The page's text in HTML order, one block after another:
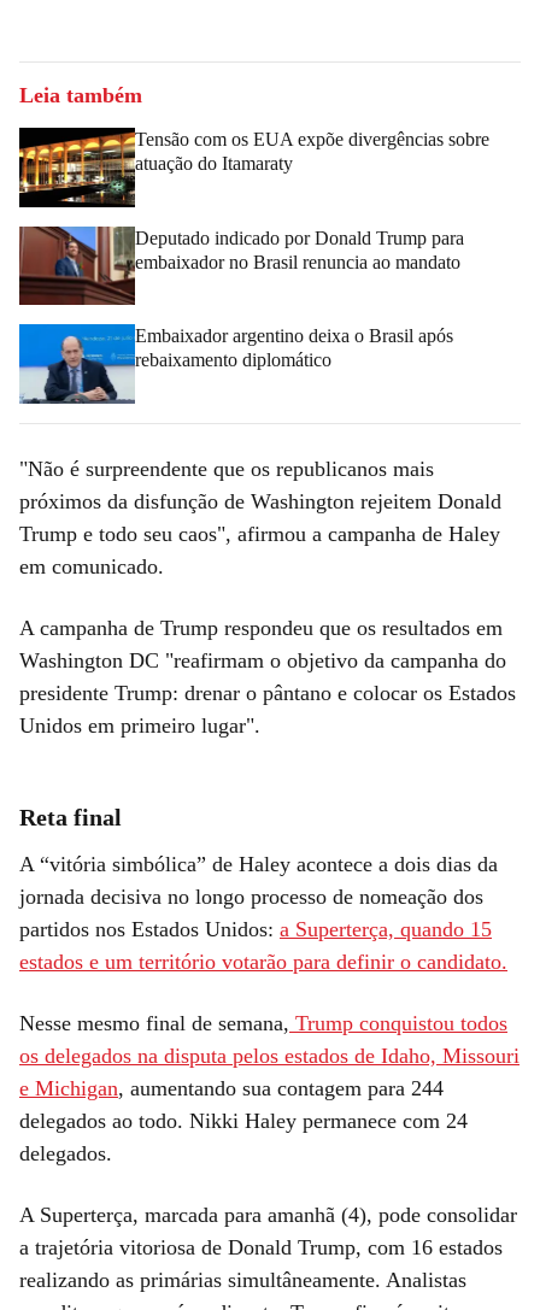
Leia também
Tensão com os EUA expõe divergências sobre
atuação do Itamaraty
Deputado indicado por Donald Trump para
embaixador no Brasil renuncia ao mandato
Embaixador argentino deixa o Brasil após
rebaixamento diplomático
"Não é surpreendente que os republicanos mais
próximos da disfunção de Washington rejeitem Donald
Trump e todo seu caos", afirmou a campanha de Haley
em comunicado.
A campanha de Trump respondeu que os resultados em
Washington DC "reafirmam o objetivo da campanha do
presidente Trump: drenar o pântano e colocar os Estados
Unidos em primeiro lugar".
Reta final
A “vitória simbólica” de Haley acontece a dois dias da
jornada decisiva no longo processo de nomeação dos
partidos nos Estados Unidos: a Superterça, quando 15
estados e um território votarão para definir o candidato.
Nesse mesmo final de semana, Trump conquistou todos
os delegados na disputa pelos estados de Idaho, Missouri
e Michigan, aumentando sua contagem para 244
delegados ao todo. Nikki Haley permanece com 24
delegados.
A Superterça, marcada para amanhã (4), pode consolidar
a trajetória vitoriosa de Donald Trump, com 16 estados
realizando as primárias simultâneamente. Analistas